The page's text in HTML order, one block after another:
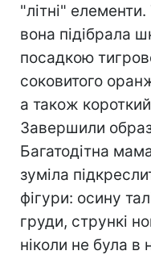
"літні"
вона підібрала
посадкою
соковитого
а також
Завершили образ
Багатодітна
зуміла
фігури: осину
груди, стрункі
ніколи не була в